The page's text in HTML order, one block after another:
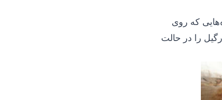
که روی
را در حالت